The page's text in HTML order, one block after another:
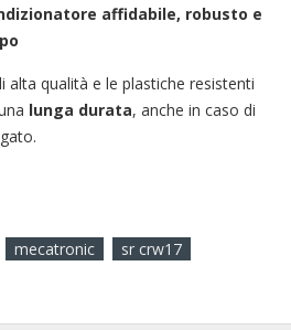
affidabile, robusto e
qualità e le plastiche resistenti
lunga durata, anche in caso di
mecatronic
sr crw17